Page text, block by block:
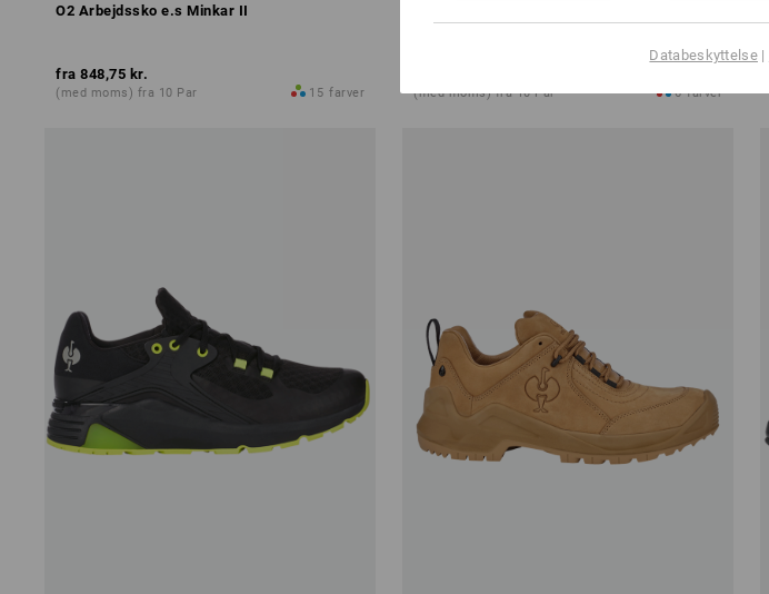
O2 Arbejdssko e.s Minkar II
fra 848,75 kr.
(med moms) fra 10 Par 15 farver (med moms) fra 10 Par 6 farver
Databeskyttelse|